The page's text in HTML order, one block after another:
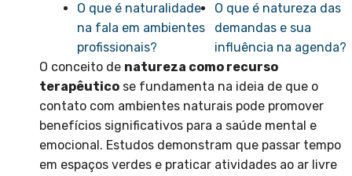
O que é naturalidade
na fala em ambientes
profissionais?
O que é natureza das
demandas e sua
influência na agenda?
O conceito de natureza como recurso
terapêutico se fundamenta na ideia de que o
contato com ambientes naturais pode promover
benefícios significativos para a saúde mental e
emocional. Estudos demonstram que passar tempo
em espaços verdes e praticar atividades ao ar livre